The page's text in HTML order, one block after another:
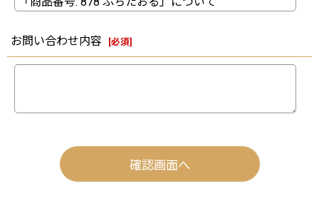
お問い合わせ内容 [必須]
確認画面へ